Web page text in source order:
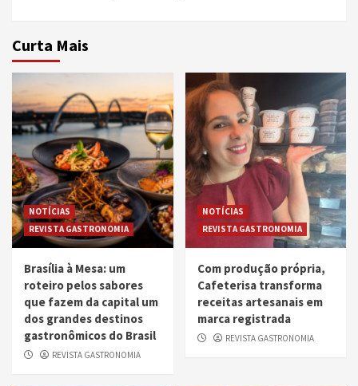
Curta Mais
NOTÍCIAS
REVISTA GASTRONOMIA
Brasília à Mesa: um
roteiro pelos sabores
que fazem da capital um
dos grandes destinos
gastronômicos do Brasil
REVISTA GASTRONOMIA
NOTÍCIAS
REVISTA GASTRONOMIA
Com produção própria,
Cafeterisa transforma
receitas artesanais em
marca registrada
REVISTA GASTRONOMIA